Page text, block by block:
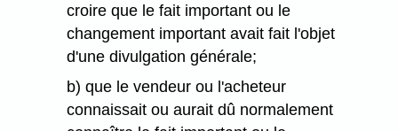
croire que le fait important ou le
changement important avait fait l'objet
d'une divulgation générale;
b) que le vendeur ou l'acheteur
connaissait ou aurait dû normalement